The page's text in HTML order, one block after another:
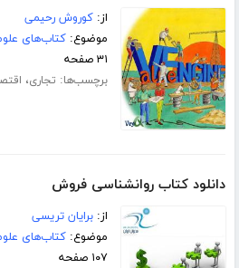
از:کوروش رحیمی
موضوع:کتاب‌های
۳۱ صفحه
برچسب‌ها: تجاری،
دانلود کتاب روانشناسی فروش
از:برایان تریسی
موضوع:کتاب‌های
۱۰۷ صفحه